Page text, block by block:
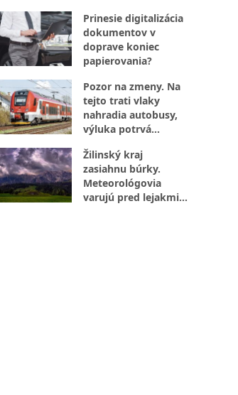
Prinesie digitalizácia
dokumentov v
doprave koniec
papierovania?
Pozor na zmeny. Na
tejto trati vlaky
nahradia autobusy,
výluka potrvá
Žilinský kraj
zasiahnu búrky.
Meteorológovia
varujú pred lejakmi,